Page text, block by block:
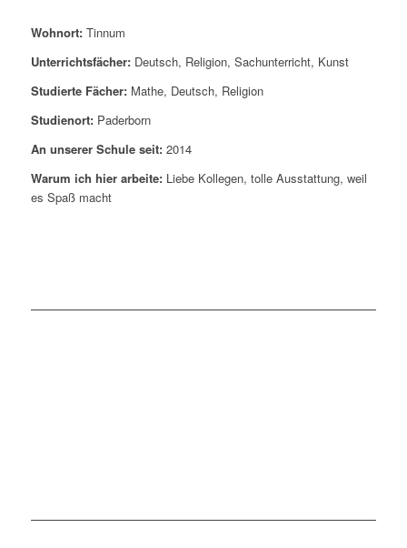
Wohnort: Tinnum
Unterrichtsfächer: Deutsch, Religion, Sachunterricht, Kunst
Studierte Fächer: Mathe, Deutsch, Religion
Studienort: Paderborn
An unserer Schule seit: 2014
Warum ich hier arbeite: Liebe Kollegen, tolle Ausstattung, weil
es Spaß macht